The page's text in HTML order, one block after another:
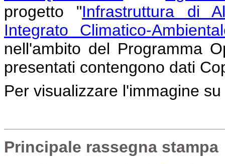
progetto "Infrastruttura di
Integrato Climatico-
nell'ambito del Programma
presentati contengono dati
Per visualizzare l'immagine
Principale rassegna stampa